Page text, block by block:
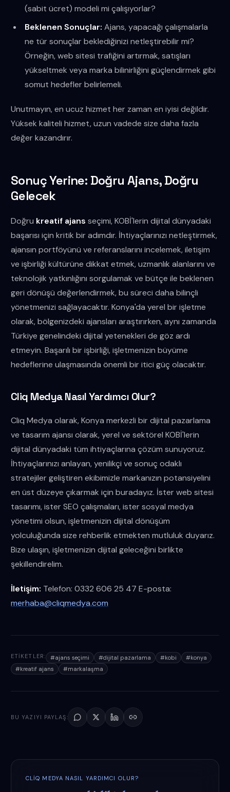
(sabit ücret) modeli mi çalışıyorlar?
Beklenen Sonuçlar: Ajans, yapacağı çalışmalarla
ne tür sonuçlar beklediğinizi netleştirebilir mi?
Örneğin, web sitesi trafiğini artırmak, satışları
yükseltmek veya marka bilinirliğini güçlendirmek gibi
somut hedefler belirlemeli.
Unutmayın, en ucuz hizmet her zaman en iyisi değildir.
Yüksek kaliteli hizmet, uzun vadede size daha fazla
değer kazandırır.
Sonuç Yerine: Doğru Ajans, Doğru
Gelecek
Doğru kreatif ajans seçimi, KOBİ'lerin dijital dünyadaki
başarısı için kritik bir adımdır. İhtiyaçlarınızı netleştirmek,
ajansın portföyünü ve referanslarını incelemek, iletişim
ve işbirliği kültürüne dikkat etmek, uzmanlık alanlarını ve
teknolojik yatkınlığını sorgulamak ve bütçe ile beklenen
geri dönüşü değerlendirmek, bu süreci daha bilinçli
yönetmenizi sağlayacaktır. Konya'da yerel bir işletme
olarak, bölgenizdeki ajansları araştırırken, aynı zamanda
Türkiye genelindeki dijital yetenekleri de göz ardı
etmeyin. Başarılı bir işbirliği, işletmenizin büyüme
hedeflerine ulaşmasında önemli bir itici güç olacaktır.
Cliq Medya Nasıl Yardımcı Olur?
Cliq Medya olarak, Konya merkezli bir dijital pazarlama
ve tasarım ajansı olarak, yerel ve sektörel KOBİ'lerin
dijital dünyadaki tüm ihtiyaçlarına çözüm sunuyoruz.
İhtiyaçlarınızı anlayan, yenilikçi ve sonuç odaklı
stratejiler geliştiren ekibimizle markanızın potansiyelini
en üst düzeye çıkarmak için buradayız. İster web sitesi
tasarımı, ister SEO çalışmaları, ister sosyal medya
yönetimi olsun, işletmenizin dijital dönüşüm
yolculuğunda size rehberlik etmekten mutluluk duyarız.
Bize ulaşın, işletmenizin dijital geleceğini birlikte
şekillendirelim.
İletişim: Telefon: 0332 606 25 47 E-posta:
merhaba@cliqmedya.com
ETIKETLER: #ajans seçimi #dijital pazarlama #kobi #konya
#kreatif ajans #markalaşma
BU YAZIYI PAYLAŞ:
CLIQ MEDYA NASIL YARDIMCI OLUR?